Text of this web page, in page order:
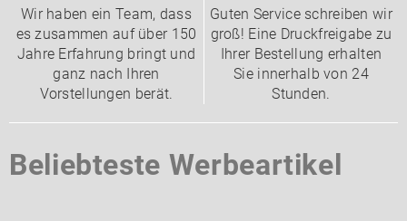
Wir haben ein Team, dass
es zusammen auf über 150
Jahre Erfahrung bringt und
ganz nach Ihren
Vorstellungen berät.
Guten Service schreiben wir
groß! Eine Druckfreigabe zu
Ihrer Bestellung erhalten
Sie innerhalb von 24
Stunden.
Beliebteste Werbeartikel